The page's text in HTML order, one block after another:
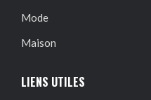
Mode
Maison
LIENS UTILES